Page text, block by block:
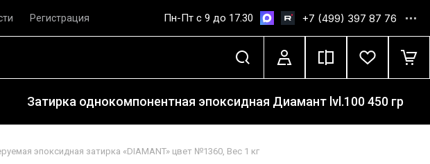
Регистрация Пн-Пт с 9 до 17.30 +7 (499) 397 87 76
Затирка однокомпонентная эпоксидная Диамант lvl.100 450 гр
эпоксидная затирка «DIAMANT» цвет №1360, Вес 1 кг